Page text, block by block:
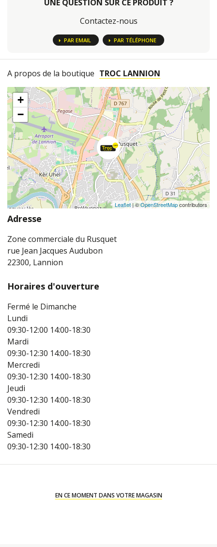
UNE QUESTION SUR CE PRODUIT ?
Contactez-nous
PAR EMAIL PAR TÉLÉPHONE
A propos de la boutique TROC LANNION
+
−
Leaflet| ©OpenStreetMapcontributors
Adresse
Zone commerciale du Rusquet
rue Jean Jacques Audubon
22300, Lannion
Horaires d'ouverture
Fermé le Dimanche
Lundi
09:30-12:00 14:00-18:30
Mardi
09:30-12:30 14:00-18:30
Mercredi
09:30-12:30 14:00-18:30
Jeudi
09:30-12:30 14:00-18:30
Vendredi
09:30-12:30 14:00-18:30
Samedi
09:30-12:30 14:00-18:30
EN CE MOMENT DANS VOTRE MAGASIN